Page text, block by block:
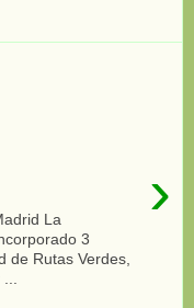
›
La
3
de Rutas Verdes,
...